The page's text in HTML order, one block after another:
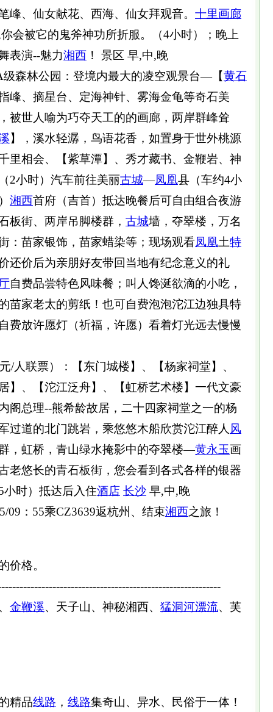
峰、仙女献花、西海、仙女拜观音。 十里画廊
会被它的鬼斧神功所折服。（4小时）；晚上
表演--魅力湘西 ！ 景区 早,中,晚
森林公园：登境内最大的凌空观景台—【黄石
峰、摘星台、定海神针、雾海金龟等奇石美
被世人喻为巧夺天工的的画廊，两岸群峰耸
】，溪水轻潺，鸟语花香，如置身于世外桃源
里相会、【紫草潭】、秀才藏书、金鞭岩、神
2小时）汽车前往美丽古城—凤凰县（车约4小
湘西首府（吉首）抵达晚餐后可自由组合夜游
板街、两岸吊脚楼群， 古城墙，夺翠楼，万名
：苗家银饰，苗家蜡染等；现场观看凤凰土特
价后为亲朋好友带回当地有纪念意义的礼
自费品尝特色风味餐；叫人馋涎欲滴的小吃，
苗家老太的剪纸！也可自费泡泡沱江边独具特
费放许愿灯（祈福，许愿）看着灯光远去慢慢
/人联票）：【东门城楼】、【杨家祠堂】、
】、【沱江泛舟】、【虹桥艺术楼】一代文豪
阁总理--熊希龄故居，二十四家祠堂之一的杨
过道的北门跳岩，乘悠悠木船欣赏沱江醉人 风
，虹桥，青山绿水掩影中的夺翠楼—黄永玉画
老悠长的青石板街，您会看到各式各样的银器
小时）抵达后入住酒店 长沙 早,中,晚
09：55乘CZ3639返杭州、结束湘西之旅！
价格。
金鞭溪、天子山、神秘湘西、 猛洞河漂流、芙
精品线路 ， 线路集奇山、异水、民俗于一体！